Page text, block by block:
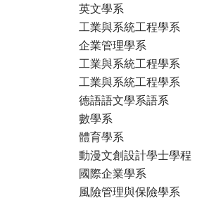
英文學系
工業與系統工程學系
企業管理學系
工業與系統工程學系
工業與系統工程學系
德語語文學系語系
數學系
體育學系
動漫文創設計學士學程
國際企業學系
風險管理與保險學系